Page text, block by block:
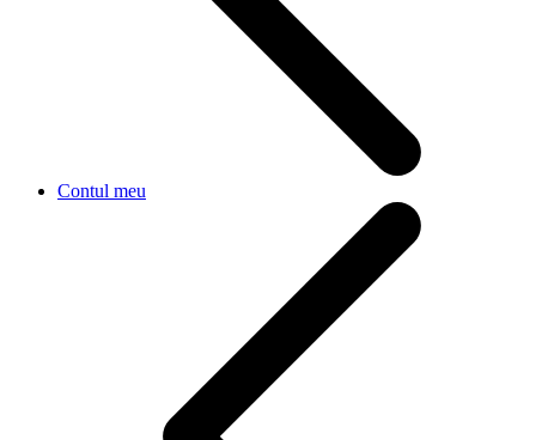
Contul meu